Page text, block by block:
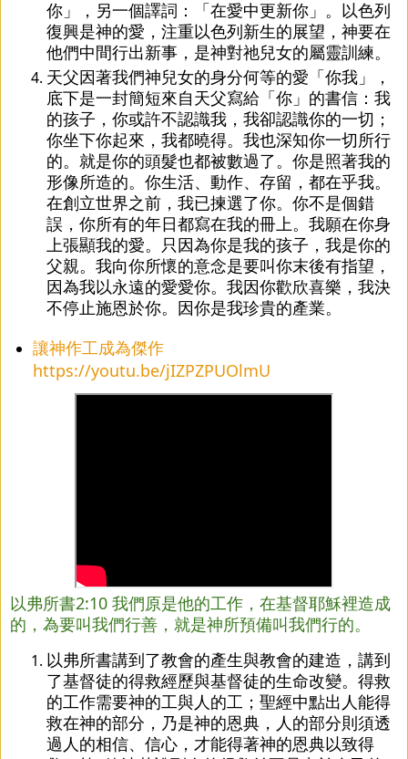
你」，另一個譯詞：「在愛中更新你」。以色列
復興是神的愛，注重以色列新生的展望，神要在
他們中間行出新事，是神對祂兒女的屬靈訓練。
天父因著我們神兒女的身分何等的愛「你我」，
底下是一封簡短來自天父寫給「你」的書信：我
的孩子，你或許不認識我，我卻認識你的一切；
你坐下你起來，我都曉得。我也深知你一切所行
的。就是你的頭髮也都被數過了。你是照著我的
形像所造的。你生活、動作、存留，都在乎我。
在創立世界之前，我已揀選了你。你不是個錯
誤，你所有的年日都寫在我的冊上。我願在你身
上張顯我的愛。只因為你是我的孩子，我是你的
父親。我向你所懷的意念是要叫你末後有指望，
因為我以永遠的愛愛你。我因你歡欣喜樂，我決
不停止施恩於你。因你是我珍貴的產業。
讓神作工成為傑作
https://youtu.be/jIZPZPUOlmU
以弗所書2:10 我們原是他的工作，在基督耶穌裡造成
的，為要叫我們行善，就是神所預備叫我們行的。
以弗所書講到了教會的產生與教會的建造，講到
了基督徒的得救經歷與基督徒的生命改變。得救
的工作需要神的工與人的工；聖經中點出人能得
救在神的部分，乃是神的恩典，人的部分則須透
過人的相信、信心，才能得著神的恩典以致得